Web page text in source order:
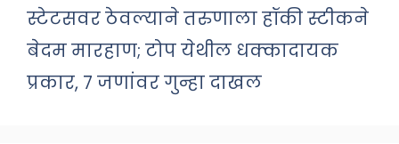
स्टेटसवर ठेवल्याने तरुणाला हॉकी स्टीकने
बेदम मारहाण; टोप येथील धक्कादायक
प्रकार, ७ जणांवर गुन्हा दाखल